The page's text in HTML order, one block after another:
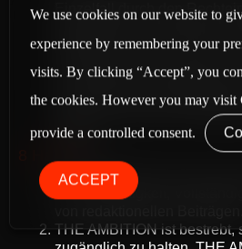
Einzelfall durch den
gesetzlichen Schranken des
gestattet ist. Diese Inhalte
Creative Common Lizenz,
ist ausdrücklich angegeben.
Zitierung ist ohne
dies in den Grenzen
erfolgt.
The AMBITION übernimmt
für die Richtigkeit,
THE AMBITION ist bestrebt,
We use cookies on our website to
experience by remembering your
visits. By clicking “Accept”, you
the cookies. However you may visit
provide a controlled consent.
ACCEPT